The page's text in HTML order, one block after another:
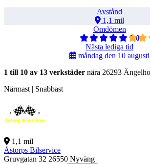
Avstånd
1,1 mil
Omdömen
5,0
Nästa lediga tid
måndag den 10 augusti
1 till 10 av 13 verkstäder nära 26293
Närmast | Snabbast
1,1 mil
Åstorps Bilservice
Gruvgatan 32 26550 Nyvång